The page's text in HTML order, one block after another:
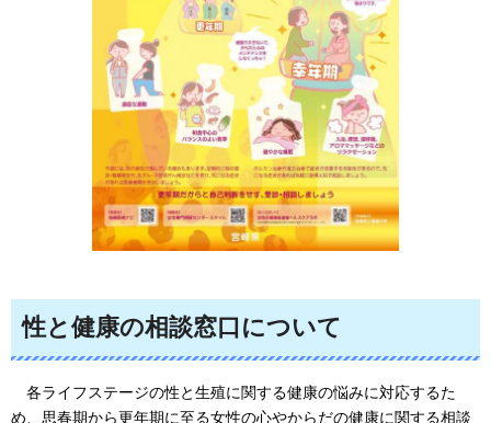
性と健康の相談窓口について
各ライフステージの性と生殖に関する健康の悩みに対応するた
め、思春期から更年期に至る女性の心やからだの健康に関する相談